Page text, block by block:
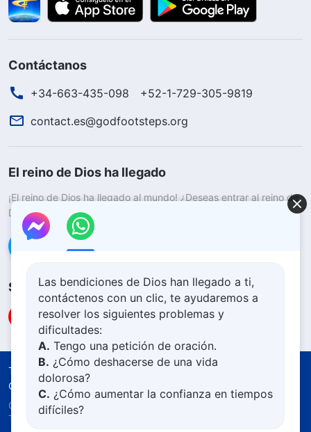
Contáctanos
+34-663-435-098
+52-1-729-305-9819
contact.es@godfootsteps.org
El reino de Dios ha llegado
¡El reino de Dios ha llegado al mundo! ¿Deseas entrar al reino de
Dios? Saber más
Conéctate con nosotros en Messenger
Síguenos
Términos de uso
Política de privacidad
Créditos
Política De Cookies
Copyright © 2026
Todos los derechos reservados.
Las bendiciones de Dios han llegado a ti,
contáctenos con un clic, te ayudaremos a
resolver los siguientes problemas y
dificultades:
A. Tengo una petición de oración.
B. ¿Cómo deshacerse de una vida
dolorosa?
C. ¿Cómo aumentar la confianza en tiempos
difíciles?